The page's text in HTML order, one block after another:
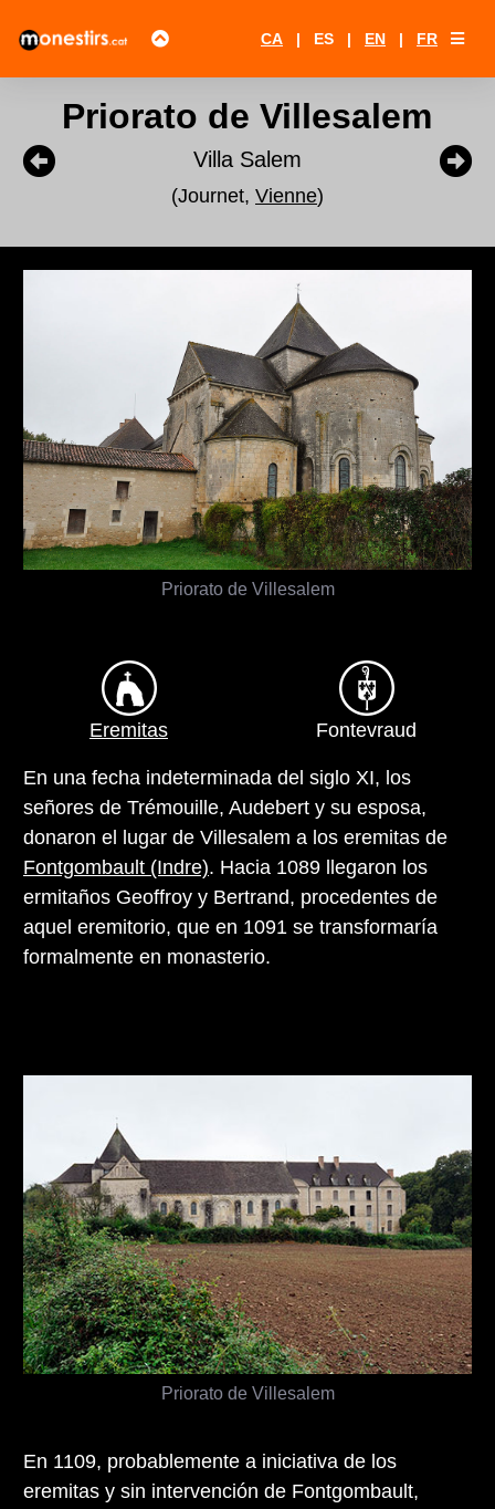
CA | ES | EN | FR
Priorato de Villesalem
Villa Salem
(Journet, Vienne)
Priorato de Villesalem
Eremitas Fontevraud
En una fecha indeterminada del siglo XI, los
señores de Trémouille, Audebert y su esposa,
donaron el lugar de Villesalem a los eremitas de
Fontgombault (Indre). Hacia 1089 llegaron los
ermitaños Geoffroy y Bertrand, procedentes de
aquel eremitorio, que en 1091 se transformaría
formalmente en monasterio.
Priorato de Villesalem
En 1109, probablemente a iniciativa de los
eremitas y sin intervención de Fontgombault,